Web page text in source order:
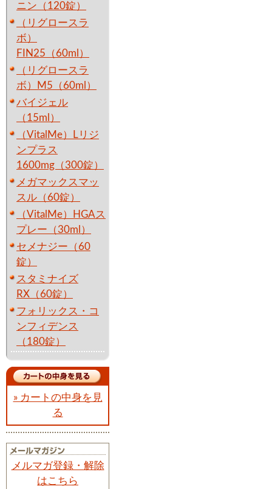
ニン（120錠）
（リグロースラ
ボ）
FIN25（60ml）
（リグロースラ
ボ）M5（60ml）
バイジェル
（15ml）
（VitalMe）Lリジ
ンプラス
1600mg（300錠）
メガマックスマッ
スル（60錠）
（VitalMe）HGAス
プレー（30ml）
セメナジー（60
錠）
スタミナイズ
RX（60錠）
フォリックス・コ
ンフィデンス
（180錠）
» カートの中身を見
る
メルマガ登録・解除
はこちら